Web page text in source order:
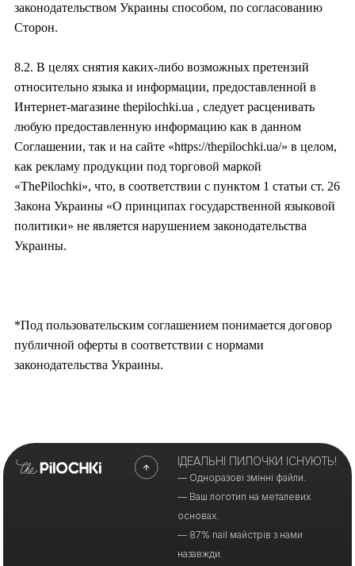
законодательством Украины способом, по согласованию
Сторон.
8.2. В целях снятия каких-либо возможных претензий
относительно языка и информации, предоставленной в
Интернет-магазине thepilochki.ua , следует расценивать
любую предоставленную информацию как в данном
Соглашении, так и на сайте «https://thepilochki.ua/» в целом,
как рекламу продукции под торговой маркой
«ThePilochki», что, в соответствии с пунктом 1 статьи ст. 26
Закона Украины «О принципах государственной языковой
политики» не является нарушением законодательства
Украины.
*Под пользовательским соглашением понимается договор
публичной оферты в соответствии с нормами
законодательства Украины.
ІДЕАЛЬНІ ПИЛОЧКИ ІСНУЮТЬ!
— Одноразові змінні файли.
— Ваш логотип на металевих
основах.
— 87% nail майстрів з нами
назавжди.